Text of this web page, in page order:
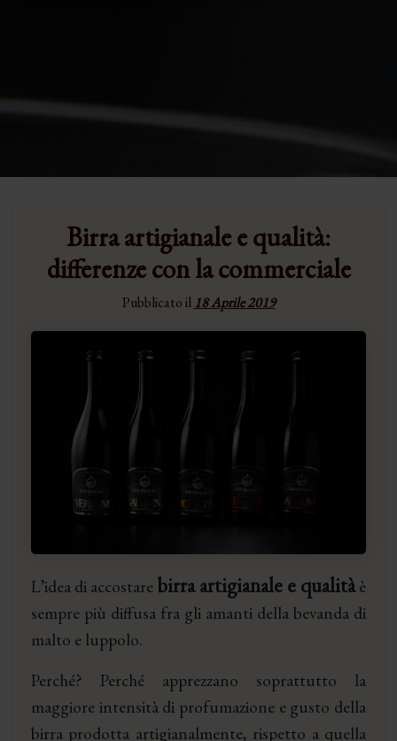
Birra artigianale e qualità:
differenze con la commerciale
Pubblicato il 18 Aprile 2019
L’idea di accostare birra artigianale e qualitàè
sempre più diffusa fra gli amanti della bevanda di
malto e luppolo.
Perché? Perché apprezzano soprattutto la
maggiore intensità di profumazione e gusto della
birra prodotta artigianalmente, rispetto a quella